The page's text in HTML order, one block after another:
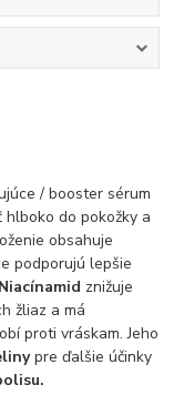
/ booster sérum
do pokožky a
obsahuje
podporujú lepšie
Niacínamid znižuje
žliaz a má
proti vráskam. Jeho
pre ďalšie účinky